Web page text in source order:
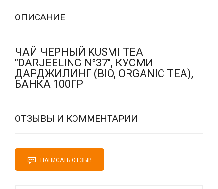
ОПИСАНИЕ
ЧАЙ ЧЕРНЫЙ KUSMI TEA
"DARJEELING N°37", КУСМИ
ДАРДЖИЛИНГ (BIO, ORGANIC TEA),
БАНКА 100ГР
ОТЗЫВЫ И КОММЕНТАРИИ
НАПИСАТЬ ОТЗЫВ